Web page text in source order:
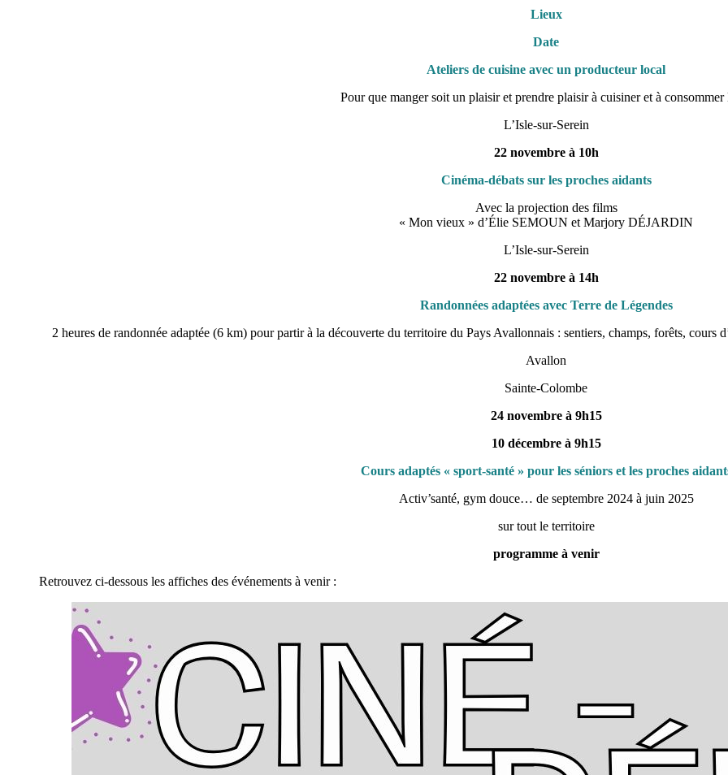
Lieux
Date
Ateliers de cuisine avec un producteur local
Pour que manger soit un plaisir et prendre plaisir à cuisiner et à consommer
L’Isle-sur-Serein
22 novembre à 10h
Cinéma-débats sur les proches aidants
Avec la projection des films
« Mon vieux » d’Élie SEMOUN et Marjory DÉJARDIN
L’Isle-sur-Serein
22 novembre à 14h
Randonnées adaptées avec Terre de Légendes
2 heures de randonnée adaptée (6 km) pour partir à la découverte du territoire du Pays Avallonnais : sentiers, champs, forêts,
Avallon
Sainte-Colombe
24 novembre à 9h15
10 décembre à 9h15
Cours adaptés « sport-santé » pour les séniors et les proches
Activ’santé, gym douce… de septembre 2024 à juin 2025
sur tout le territoire
programme à venir
Retrouvez ci-dessous les affiches des événements à venir :